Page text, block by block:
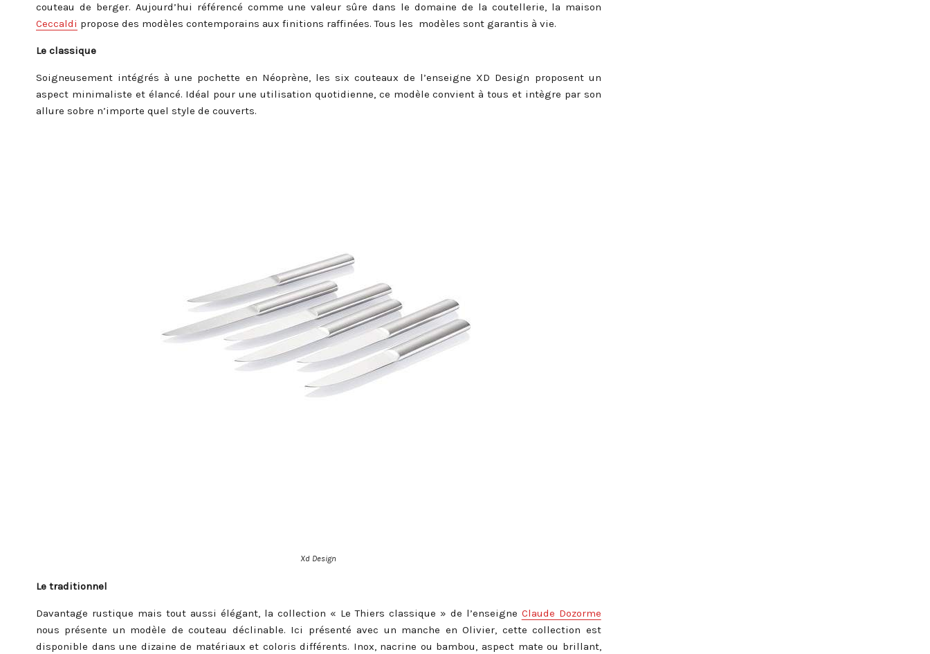
couteau de berger. Aujourd’hui référencé comme une valeur sûre dans le domaine de la coutellerie, la maison
Ceccaldi propose des modèles contemporains aux finitions raffinées. Tous les modèles sont garantis à vie.
Le classique
Soigneusement intégrés à une pochette en Néoprène, les six couteaux de l’enseigne XD Design proposent un
aspect minimaliste et élancé. Idéal pour une utilisation quotidienne, ce modèle convient à tous et intègre par son
allure sobre n’importe quel style de couverts.
Xd Design
Le traditionnel
Davantage rustique mais tout aussi élégant, la collection « Le Thiers classique » de l’enseigne Claude Dozorme
nous présente un modèle de couteau déclinable. Ici présenté avec un manche en Olivier, cette collection est
disponible dans une dizaine de matériaux et coloris différents. Inox, nacrine ou bambou, aspect mate ou brillant,